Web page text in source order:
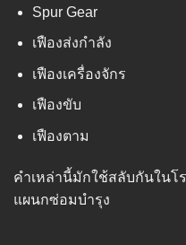
Spur Gear
เฟืองส่งกำลัง
เฟืองเครื่องจักร
เฟืองขับ
เฟืองตาม
คำเหล่านี้มักใช้สลับกันในโ
แผนกซ่อมบำรุง